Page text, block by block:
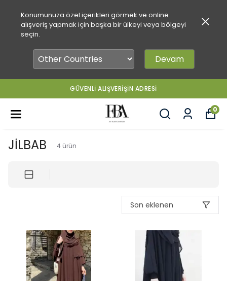
Konumunuza özel içerikleri görmek ve online
alışveriş yapmak için başka bir ülkeyi veya bölgeyi
seçin.
Devam
GÜVENLİ ALIŞVERİŞİN ADRESİ
0
JİLBAB 4 ürün
Son eklenen